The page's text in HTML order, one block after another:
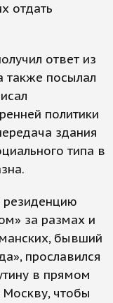
отдать
ответ из
также посылал
политики
здания
типа в
резиденцию
за размах и
бывший
прославился
в прямом
чтобы